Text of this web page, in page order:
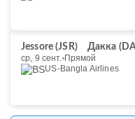
Jessore (JSR)
Дакка
ср, 9 сент. Прямой
US-Bangla Airlines